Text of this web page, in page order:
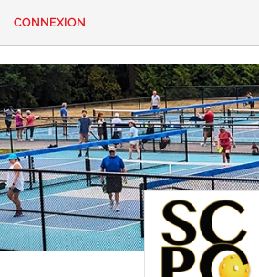
CONTACT
Vous
cherchez
quelque
chose?
CONNEXION